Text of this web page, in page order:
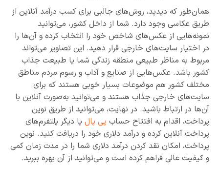
همان‌طور که دیدید، روش‌های جالبی برای کسب درآمد آنلاین از
طریق عکاسی وجود دارد. شما از داخل کشور، می‌توانید
نمونه‌هایی از عکس‌های شاخص خود را انتخاب کرده و آن‌ها را
در اختیار سایت‌های خارجی قرار دهید. این تصاویر می‌تواند
مربوط به مناظر طبیعی منطقه زندگی شما یا طبیعت جذاب
کشور باشد. عکس‌هایی از صنایع و آداب و رسوم مردم مناطق
مختلف کشور هم موضوعات بسیار خوبی هستند که برای
سایت‌های خارجی جذاب هستند و می‌توانید به‌صورت آنلاین با
آن‌ها در ارتباط باشید. در نهایت، می‌توانید از طریق نوین
پرداخت، اقدام به افتتاح حساب پی پال یا دیگر پلتفرم‌های
پرداخت آنلاین کرده و درآمد دلاری خود را دریافت کنید. نوین
پرداخت، امکان نقد کردن درآمد دلاری شما را در مدت زمان کمی
و کیفیت عالی فراهم کرده است و می‌توانید از آن بهره ببرید.